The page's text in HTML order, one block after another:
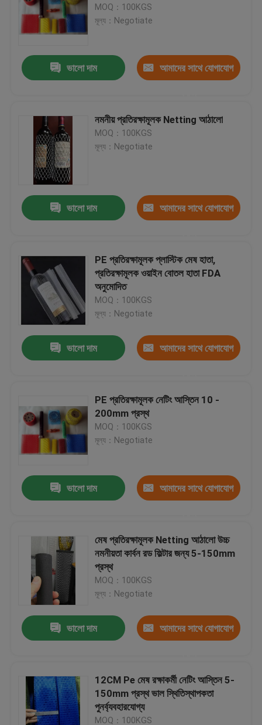
আমাদের সম্পর্কে
MOQ：100KGS
মূল্য：Negotiate
ভালো দাম আমাদের সাথে যোগাযোগ
নমনীয় প্রতিরক্ষামূলক Netting আঠালো
MOQ：100KGS
মূল্য：Negotiate
ভালো দাম আমাদের সাথে যোগাযোগ
PE প্রতিরক্ষামূলক প্লাস্টিক মেষ হাতা,
প্রতিরক্ষামূলক ওয়াইন বোতল হাতা FDA
অনুমোদিত
MOQ：100KGS
মূল্য：Negotiate
ভালো দাম আমাদের সাথে যোগাযোগ
PE প্রতিরক্ষামূলক নেটিং আস্তিন 10 -
200mm প্রস্থ
MOQ：100KGS
মূল্য：Negotiate
ভালো দাম আমাদের সাথে যোগাযোগ
মেষ প্রতিরক্ষামূলক Netting আঠালো উচ্চ
নমনীয়তা কার্বন রড ফিল্টার জন্য 5-150mm
প্রস্থ
MOQ：100KGS
মূল্য：Negotiate
ভালো দাম আমাদের সাথে যোগাযোগ
12CM Pe মেষ রক্ষাকর্মী নেটিং আস্তিন 5-
150mm প্রস্থ ভাল স্থিতিস্থাপকতা
পুনর্ব্যবহারযোগ্য
MOQ：100KGS